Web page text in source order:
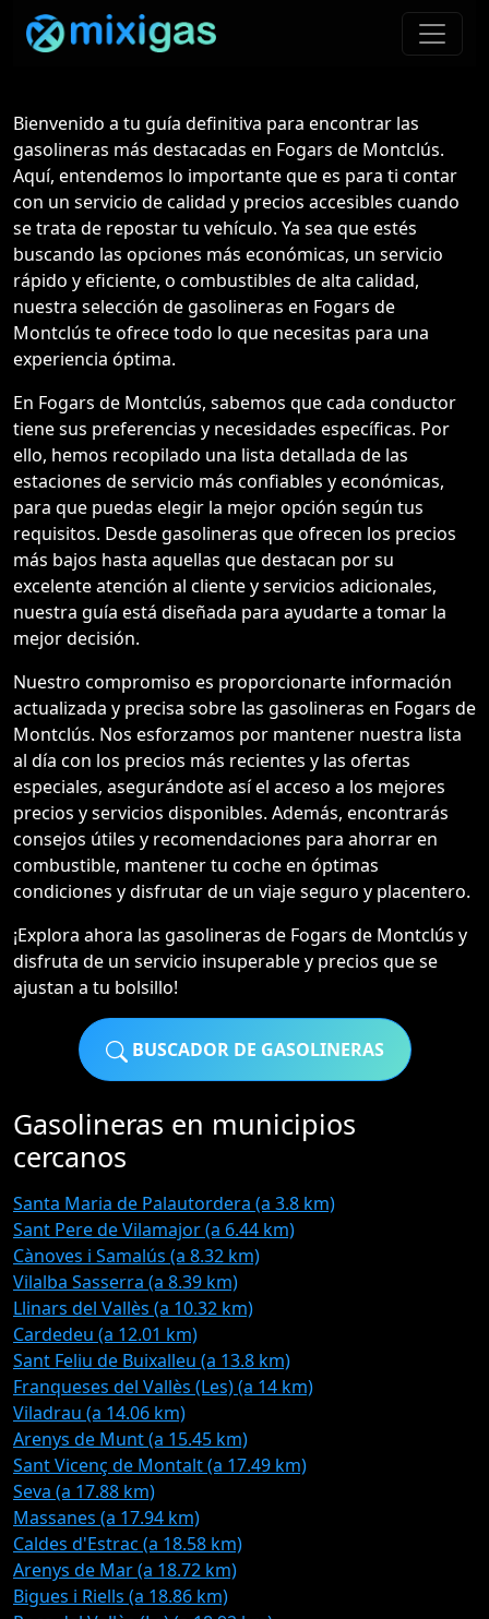
Bienvenido a tu guía definitiva para encontrar las
gasolineras más destacadas en Fogars de Montclús.
Aquí, entendemos lo importante que es para ti contar
con un servicio de calidad y precios accesibles cuando
se trata de repostar tu vehículo. Ya sea que estés
buscando las opciones más económicas, un servicio
rápido y eficiente, o combustibles de alta calidad,
nuestra selección de gasolineras en Fogars de
Montclús te ofrece todo lo que necesitas para una
experiencia óptima.
En Fogars de Montclús, sabemos que cada conductor
tiene sus preferencias y necesidades específicas. Por
ello, hemos recopilado una lista detallada de las
estaciones de servicio más confiables y económicas,
para que puedas elegir la mejor opción según tus
requisitos. Desde gasolineras que ofrecen los precios
más bajos hasta aquellas que destacan por su
excelente atención al cliente y servicios adicionales,
nuestra guía está diseñada para ayudarte a tomar la
mejor decisión.
Nuestro compromiso es proporcionarte información
actualizada y precisa sobre las gasolineras en Fogars de
Montclús. Nos esforzamos por mantener nuestra lista
al día con los precios más recientes y las ofertas
especiales, asegurándote así el acceso a los mejores
precios y servicios disponibles. Además, encontrarás
consejos útiles y recomendaciones para ahorrar en
combustible, mantener tu coche en óptimas
condiciones y disfrutar de un viaje seguro y placentero.
¡Explora ahora las gasolineras de Fogars de Montclús y
disfruta de un servicio insuperable y precios que se
ajustan a tu bolsillo!
BUSCADOR DE GASOLINERAS
Gasolineras en municipios
cercanos
Santa Maria de Palautordera (a 3.8 km)
Sant Pere de Vilamajor (a 6.44 km)
Cànoves i Samalús (a 8.32 km)
Vilalba Sasserra (a 8.39 km)
Llinars del Vallès (a 10.32 km)
Cardedeu (a 12.01 km)
Sant Feliu de Buixalleu (a 13.8 km)
Franqueses del Vallès (Les) (a 14 km)
Viladrau (a 14.06 km)
Arenys de Munt (a 15.45 km)
Sant Vicenç de Montalt (a 17.49 km)
Seva (a 17.88 km)
Massanes (a 17.94 km)
Caldes d'Estrac (a 18.58 km)
Arenys de Mar (a 18.72 km)
Bigues i Riells (a 18.86 km)